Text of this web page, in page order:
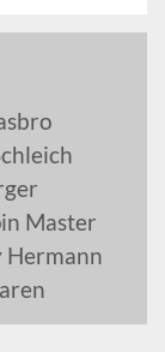
Master
Hermann